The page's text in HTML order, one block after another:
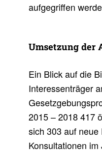
aufgegriffen
Umset­zung der
Ein Blick auf die
Interessenträger
2015 – 2018 417
sich 303 auf
Konsultationen